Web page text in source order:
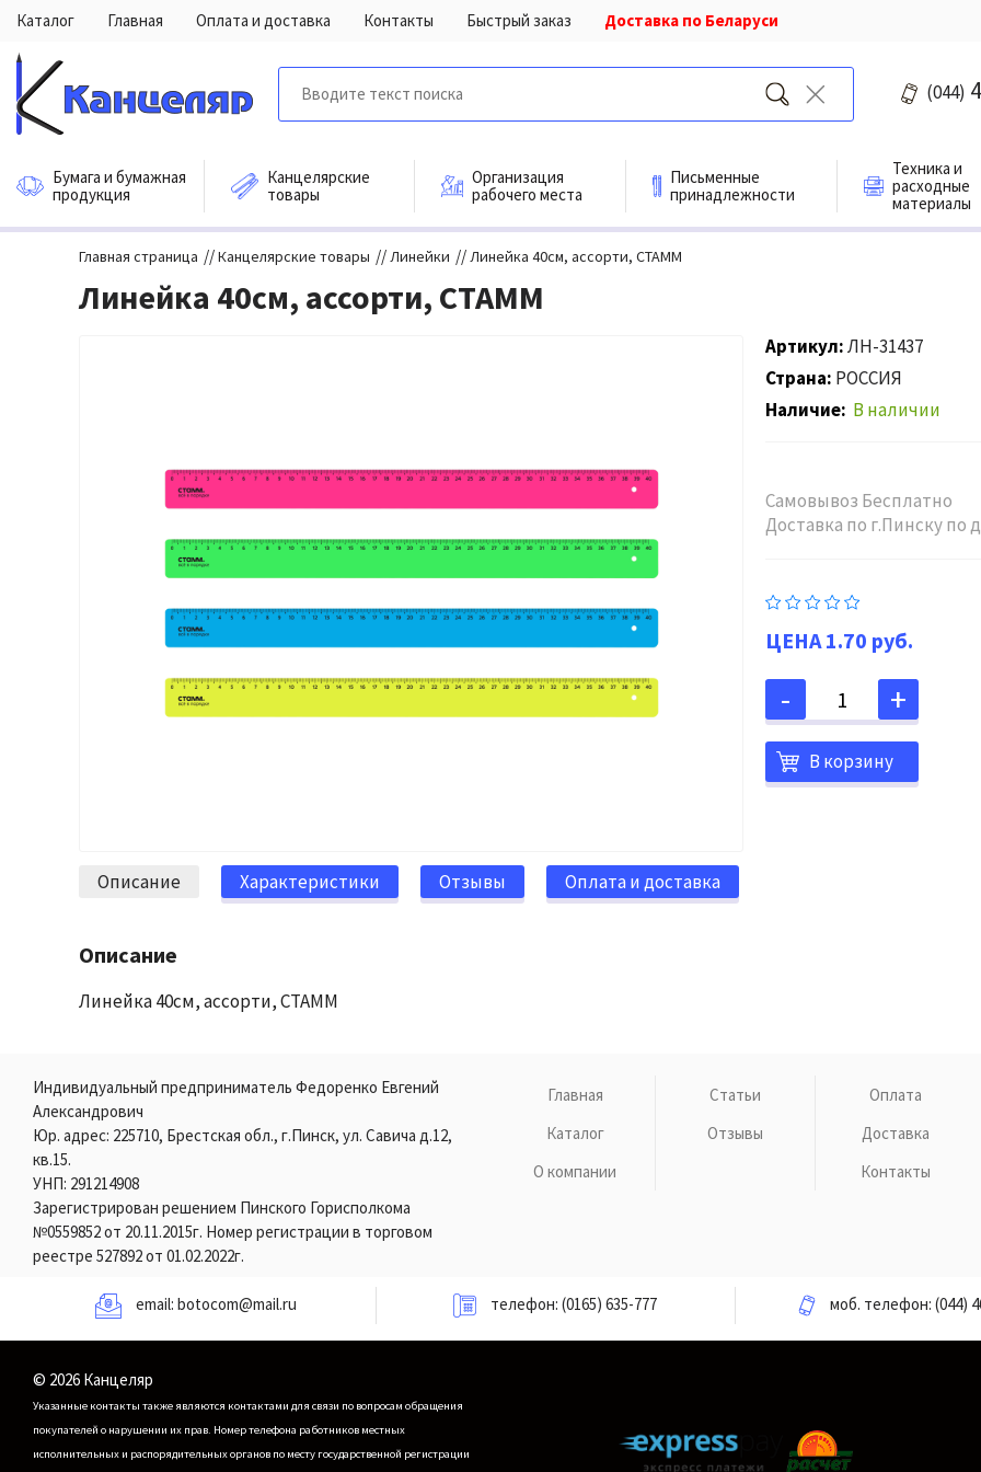
Каталог Главная Оплата и доставка Контакты Быстрый заказ Доставка по Беларуси
(044)
Бумага и бумажная
продукция
Канцелярские
товары
Организация
рабочего места
Письменные
принадлежности
Техника и
расходные
материалы
Главная страница //Канцелярские товары //Линейки //Линейка 40см, ассорти, СТАММ
Линейка 40см, ассорти, СТАММ
Артикул ЛН-31437
Страна РОССИЯ
Наличие В наличии
Самовывоз Бесплатно
Доставка по г.Пинску по
1.70 руб.
В корзину
Описание Характеристики Отзывы Оплата и доставка
Описание
Линейка 40см, ассорти, СТАММ
Индивидуальный предприниматель Федоренко Евгений
Александрович
Юр. адрес: 225710, Брестская обл., г.Пинск, ул. Савича д.12,
кв.15.
УНП: 291214908
Зарегистрирован решением Пинского Горисполкома
№0559852 от 20.11.2015г. Номер регистрации в торговом
реестре 527892 от 01.02.2022г.
Главная
Каталог
О компании
Статьи
Отзывы
Оплата
Доставка
Контакты
email: botocom@mail.ru телефон:(0165) 635-777 моб. телефон:(044)
© 2026 Канцеляр
Указанные контакты также являются контактами для связи по вопросам обращения
покупателей о нарушении их прав. Номер телефона работников местных
исполнительных и распорядительных органов по месту государственной регистрации